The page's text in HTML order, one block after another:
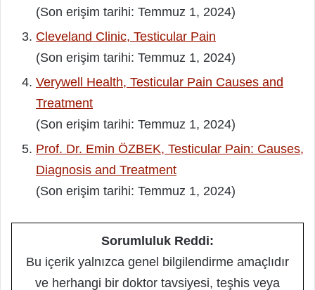
(Son erişim tarihi: Temmuz 1, 2024)
Cleveland Clinic, Testicular Pain
(Son erişim tarihi: Temmuz 1, 2024)
Verywell Health, Testicular Pain Causes and
Treatment
(Son erişim tarihi: Temmuz 1, 2024)
Prof. Dr. Emin ÖZBEK, Testicular Pain: Causes,
Diagnosis and Treatment
(Son erişim tarihi: Temmuz 1, 2024)
Sorumluluk Reddi:
Bu içerik yalnızca genel bilgilendirme amaçlıdır
ve herhangi bir doktor tavsiyesi, teşhis veya